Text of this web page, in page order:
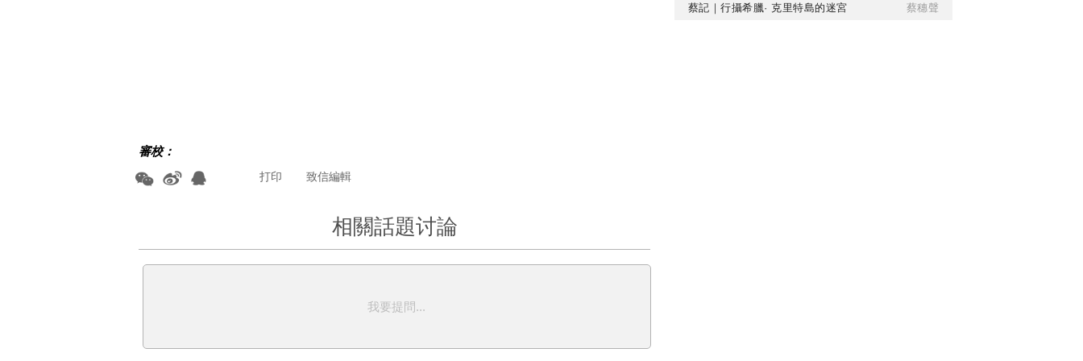
審校：
致信編輯
打印
相關話題讨論
我要提問...
蔡記｜行攝希臘· 克里特島的迷宮 蔡穗聲